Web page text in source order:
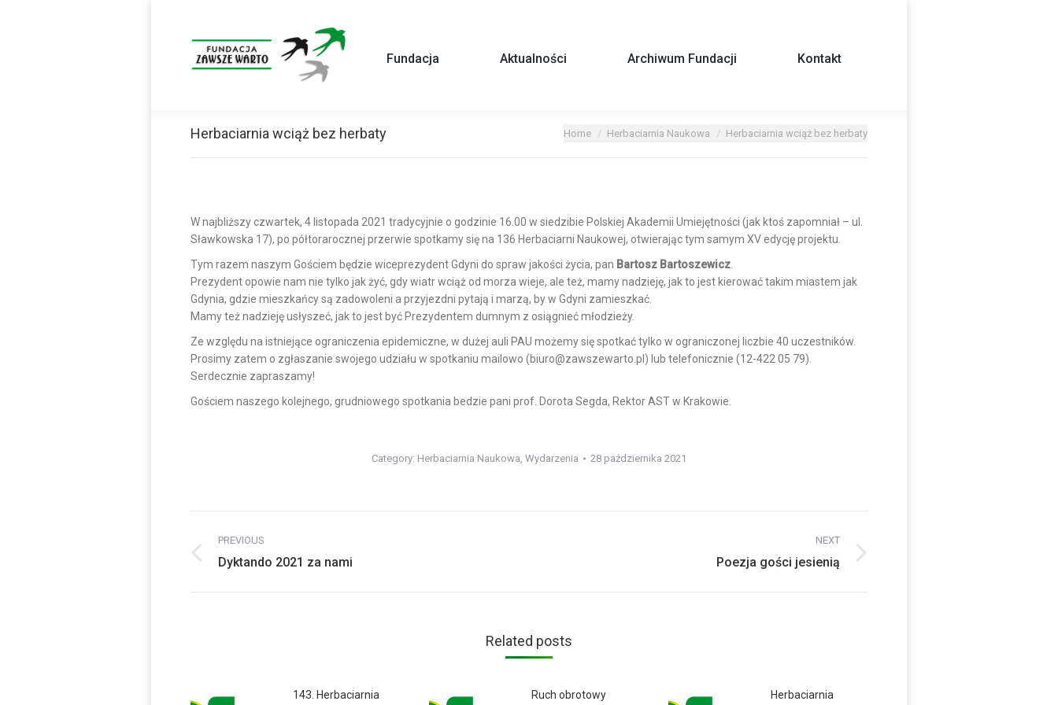
Fundacja Aktualności Archiwum Fundacji Kontakt
Herbaciarnia wciąż bez herbaty Home Herbaciarnia Naukowa Herbaciarnia wciąż bez herbaty
W najbliższy czwartek, 4 listopada 2021 tradycyjnie o godzinie 16.00 w siedzibie Polskiej Akademii Umiejętności (jak ktoś zapomniał – ul.
Sławkowska 17), po półtorarocznej przerwie spotkamy się na 136 Herbaciarni Naukowej, otwierając tym samym XV edycję projektu.
Tym razem naszym Gościem będzie wiceprezydent Gdyni do spraw jakości życia, pan Bartosz Bartoszewicz
Prezydent opowie nam nie tylko jak żyć, gdy wiatr wciąż od morza wieje, ale też, mamy nadzieję, jak to jest kierować takim miastem jak
Gdynia, gdzie mieszkańcy są zadowoleni a przyjezdni pytają i marzą, by w Gdyni zamieszkać.
Mamy też nadzieję usłyszeć, jak to jest być Prezydentem dumnym z osiągnieć młodzieży.
Ze względu na istniejące ograniczenia epidemiczne, w dużej auli PAU możemy się spotkać tylko w ograniczonej liczbie 40 uczestników.
Prosimy zatem o zgłaszanie swojego udziału w spotkaniu mailowo (biuro@zawszewarto.pl) lub telefonicznie (12-422 05 79).
Serdecznie zapraszamy!
Gościem naszego kolejnego, grudniowego spotkania bedzie pani prof. Dorota Segda, Rektor AST w Krakowie.
Category: Herbaciarnia Naukowa, Wydarzenia 28 października 2021
navigation
PREVIOUS
Previous
Dyktando 2021 za nami
NEXT
Poezja gości jesienią
Related posts
143. Herbaciarnia Ruch obrotowy Herbaciarnia